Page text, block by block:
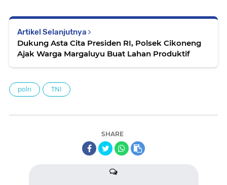
Artikel Selanjutnya
Dukung Asta Cita Presiden RI, Polsek Cikoneng
Ajak Warga Margaluyu Buat Lahan Produktif
polri TNI
SHARE